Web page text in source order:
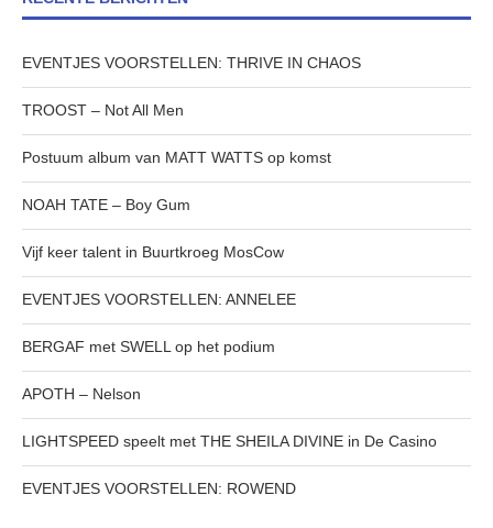
EVENTJES VOORSTELLEN: THRIVE IN CHAOS
TROOST – Not All Men
Postuum album van MATT WATTS op komst
NOAH TATE – Boy Gum
Vijf keer talent in Buurtkroeg MosCow
EVENTJES VOORSTELLEN: ANNELEE
BERGAF met SWELL op het podium
APOTH – Nelson
LIGHTSPEED speelt met THE SHEILA DIVINE in De Casino
EVENTJES VOORSTELLEN: ROWEND